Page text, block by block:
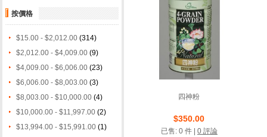
按價格
$15.00 - $2,012.00 (314)
$2,012.00 - $4,009.00 (9)
$4,009.00 - $6,006.00 (23)
$6,006.00 - $8,003.00 (3)
$8,003.00 - $10,000.00 (4)
$10,000.00 - $11,997.00 (2)
$13,994.00 - $15,991.00 (1)
四神粉
店鋪名稱: 元豪食品
VIP商店
$350.00
已售: 0 件 | 0 評論